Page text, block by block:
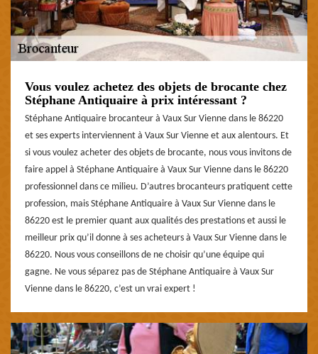
Vous voulez achetez des objets de brocante chez
Stéphane Antiquaire à prix intéressant ?
Stéphane Antiquaire brocanteur à Vaux Sur Vienne dans le 86220
et ses experts interviennent à Vaux Sur Vienne et aux alentours. Et
si vous voulez acheter des objets de brocante, nous vous invitons de
faire appel à Stéphane Antiquaire à Vaux Sur Vienne dans le 86220
professionnel dans ce milieu. D’autres brocanteurs pratiquent cette
profession, mais Stéphane Antiquaire à Vaux Sur Vienne dans le
86220 est le premier quant aux qualités des prestations et aussi le
meilleur prix qu’il donne à ses acheteurs à Vaux Sur Vienne dans le
86220. Nous vous conseillons de ne choisir qu’une équipe qui
gagne. Ne vous séparez pas de Stéphane Antiquaire à Vaux Sur
Vienne dans le 86220, c’est un vrai expert !